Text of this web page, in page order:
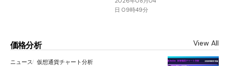
日 09時49分
価格分析 View All
ニュース 仮想通貨チャート分析